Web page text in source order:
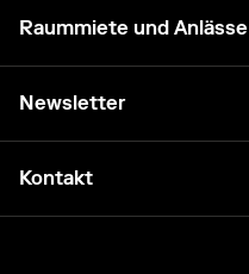
Raummiete und Anlässe
Newsletter
Kontakt